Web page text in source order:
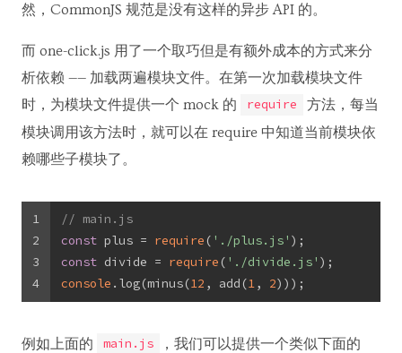
然，CommonJS 规范是没有这样的异步 API 的。
而 one-click.js 用了一个取巧但是有额外成本的方式来分
析依赖 —— 加载两遍模块文件。在第一次加载模块文件
时，为模块文件提供一个 mock 的
require
方法，每当
模块调用该方法时，就可以在 require 中知道当前模块依
赖哪些子模块了。
1
2
3
4
// main.js
const plus = require ( './plus.js' );
const divide = require ( './divide.js' );
console .log(minus(12 , add(1, 2)));
例如上面的 main.js ，我们可以提供一个类似下面的